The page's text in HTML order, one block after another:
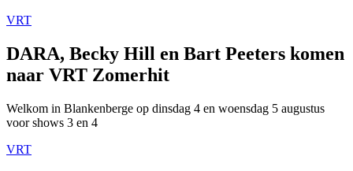
VRT
DARA, Becky Hill en Bart Peeters komen
naar VRT Zomerhit
Welkom in Blankenberge op dinsdag 4 en woensdag 5 augustus
voor shows 3 en 4
VRT